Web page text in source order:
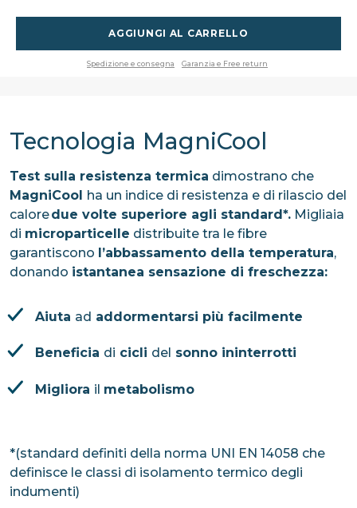
AGGIUNGI AL CARRELLO
Spedizione e consegna Garanzia e Free return
Tecnologia MagniCool
Test sulla resistenza termica dimostrano che
MagniCool ha un indice di resistenza e di rilascio del
caloredue volte superiore agli standard*. Migliaia
di microparticelle distribuite tra le fibre
garantiscono l’abbassamento della temperatura,
donando istantanea sensazione di freschezza:
Aiuta ad addormentarsi più facilmente
Beneficia di cicli del sonno ininterrotti
Migliora il metabolismo
*(standard definiti della norma UNI EN 14058 che
definisce le classi di isolamento termico degli
indumenti)